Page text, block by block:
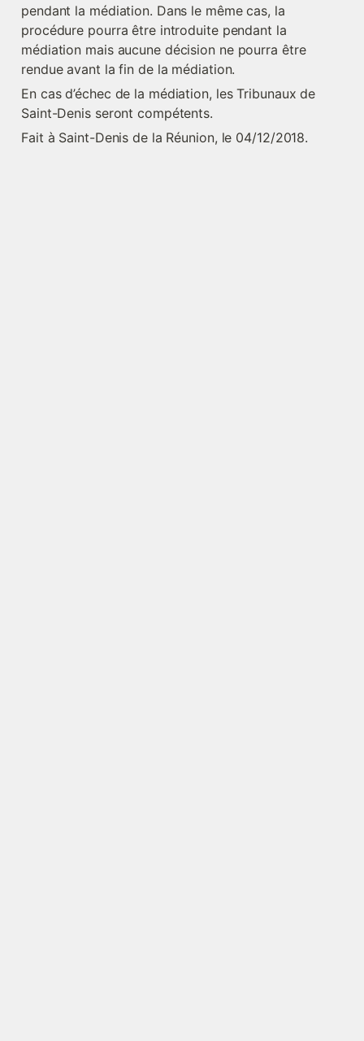
pendant la médiation. Dans le même cas, la
procédure pourra être introduite pendant la
médiation mais aucune décision ne pourra être
rendue avant la fin de la médiation.
En cas d’échec de la médiation, les Tribunaux de
Saint-Denis seront compétents.
Fait à Saint-Denis de la Réunion, le 04/12/2018.